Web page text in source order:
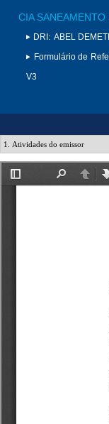
CIA SANEAMENTO
DRI: ABEL
Formulário de
V3